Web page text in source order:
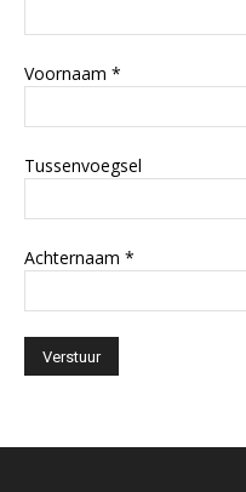
Voornaam *
Tussenvoegsel
Achternaam *